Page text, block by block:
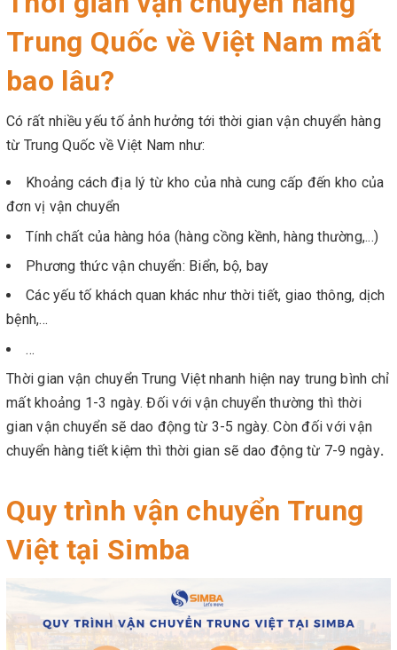
Trung Quốc về Việt Nam mất
bao lâu?
Có rất nhiều yếu tố ảnh hưởng tới thời gian vận chuyển hàng
từ Trung Quốc về Việt Nam như:
Khoảng cách địa lý từ kho của nhà cung cấp đến kho của
đơn vị vận chuyển
Tính chất của hàng hóa (hàng cồng kềnh, hàng thường,...)
Phương thức vận chuyển: Biển, bộ, bay
Các yếu tố khách quan khác như thời tiết, giao thông, dịch
bệnh,...
…
Thời gian vận chuyển Trung Việt nhanh hiện nay trung bình chỉ
mất khoảng 1-3 ngày. Đối với vận chuyển thường thì thời
gian vận chuyển sẽ dao động từ 3-5 ngày. Còn đối với vận
chuyển hàng tiết kiệm thì thời gian sẽ dao động từ 7-9 ngày.
Quy trình vận chuyển Trung
Việt tại Simba